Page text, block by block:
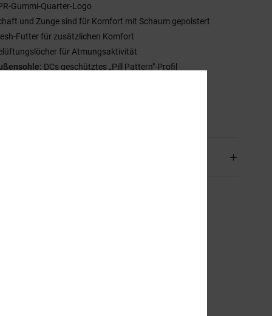
Gummi-Quarter-Logo
und Zunge sind für Komfort mit Schaum gepolstert
Futter für zusätzlichen Komfort
für Atmungsaktivität
DCs geschütztes „Pill Pattern"-Profil